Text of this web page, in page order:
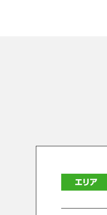
エリア